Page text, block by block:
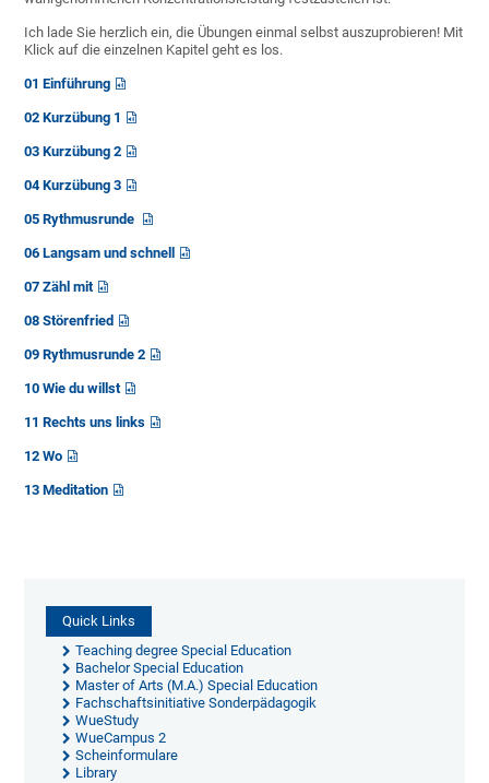
Ich lade Sie herzlich ein, die Übungen einmal selbst auszuprobieren! Mit
Klick auf die einzelnen Kapitel geht es los.
01 Einführung
02 Kurzübung 1
03 Kurzübung 2
04 Kurzübung 3
05 Rythmusrunde
06 Langsam und schnell
07 Zähl mit
08 Störenfried
09 Rythmusrunde 2
10 Wie du willst
11 Rechts uns links
12 Wo
13 Meditation
Quick Links
Teaching degree Special Education
Bachelor Special Education
Master of Arts (M.A.) Special Education
Fachschaftsinitiative Sonderpädagogik
WueStudy
WueCampus 2
Scheinformulare
Library